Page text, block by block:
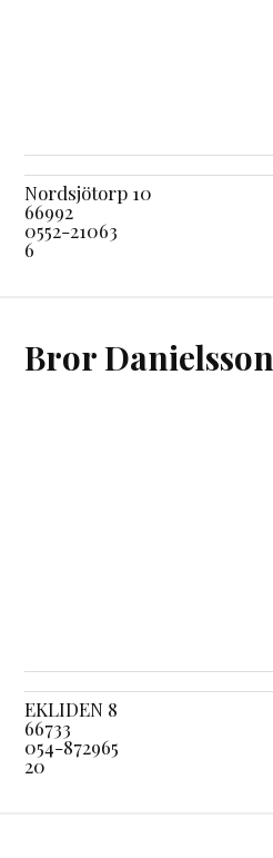
Nordsjötorp 10
66992
0552-21063
6
Bror
EKLIDEN 8
66733
054-872965
20